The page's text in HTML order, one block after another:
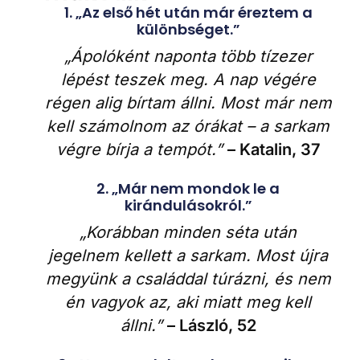
1. „Az első hét után már éreztem a
különbséget.”
„Ápolóként naponta több tízezer
lépést teszek meg. A nap végére
régen alig bírtam állni. Most már nem
kell számolnom az órákat – a sarkam
végre bírja a tempót.”– Katalin, 37
2. „Már nem mondok le a
kirándulásokról.”
„Korábban minden séta után
jegelnem kellett a sarkam. Most újra
megyünk a családdal túrázni, és nem
én vagyok az, aki miatt meg kell
állni.”– László, 52